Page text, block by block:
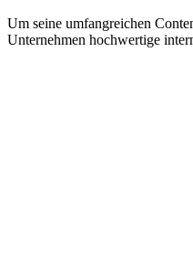
Um seine umfangreichen
Unternehmen hochwertige